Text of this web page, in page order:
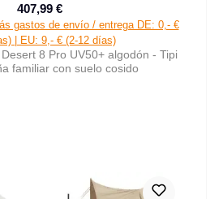
Precio de venta:
407,99 €
gastos de envío / entrega DE: 0,- €
| EU: 9,- € (2-12 días)
8 Pro UV50+ algodón - Tipi
familiar con suelo cosido